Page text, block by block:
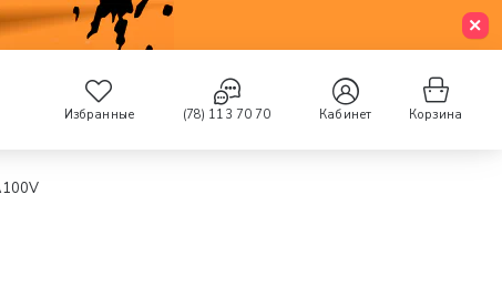
Избранные (78) 113 70 70 Кабинет Корзина